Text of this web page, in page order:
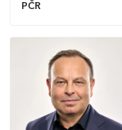
PČR